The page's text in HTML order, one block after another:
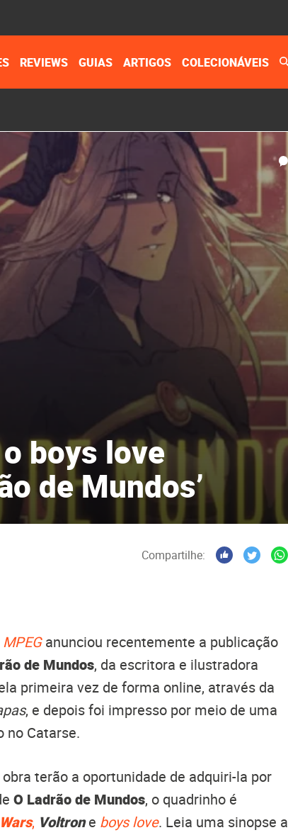
REVIEWS GUIAS ARTIGOS COLECIONÁVEIS
boys love
de Mundos’
Compartilhe:
MPEGanunciou recentemente a publicação
de Mundos, da escritora e ilustradora
primeira vez de forma online, através da
, e depois foi impresso por meio de uma
no Catarse.
terão a oportunidade de adquiri-la por
O Ladrão de Mundos, o quadrinho é
, Voltrone boys love. Leia uma sinopse a